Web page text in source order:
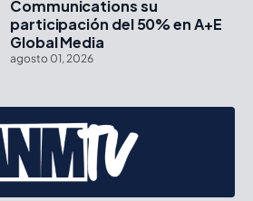
Communications su
participación del 50% en A+E
Global Media
agosto 01, 2026